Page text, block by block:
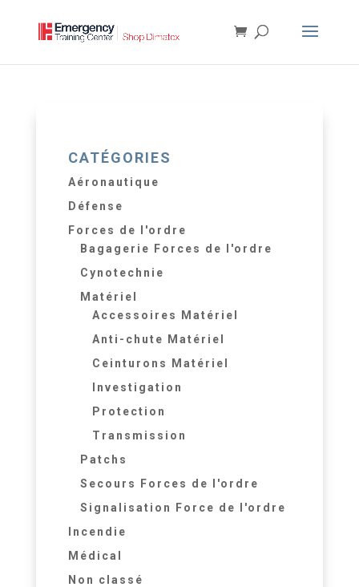
CATÉGORIES
Aéronautique
Défense
Forces de l'ordre
Bagagerie Forces de l'ordre
Cynotechnie
Matériel
Accessoires Matériel
Anti-chute Matériel
Ceinturons Matériel
Investigation
Protection
Transmission
Patchs
Secours Forces de l'ordre
Signalisation Force de l'ordre
Incendie
Médical
Non classé